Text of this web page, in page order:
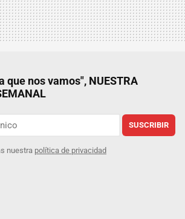
que nos vamos", NUESTRA
SUSCRIBIR
nuestra política de privacidad